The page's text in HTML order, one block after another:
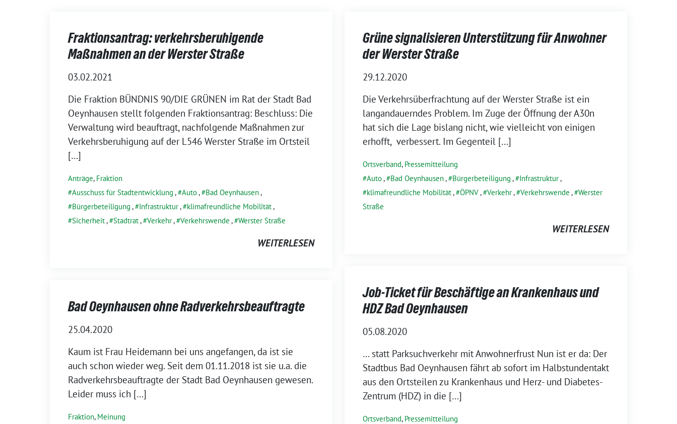
Fraktionsantrag: verkehrsberuhigende
Maßnahmen an der Werster Straße
03.02.2021
Die Fraktion BÜNDNIS 90/DIE GRÜNEN im Rat der Stadt Bad
Oeynhausen stellt folgenden Fraktionsantrag: Beschluss: Die
Verwaltung wird beauftragt, nachfolgende Maßnahmen zur
Verkehrsberuhigung auf der L546 Werster Straße im Ortsteil
[…]
Anträge, Fraktion
Ausschuss für Stadtentwicklung , Auto, Bad Oeynhausen,
Bürgerbeteiligung , Infrastruktur, klimafreundliche Mobilität,
Sicherheit, Stadtrat, Verkehr, Verkehrswende , Werster Straße
WEITERLESEN
Grüne signalisieren Unterstützung für Anwohner
der Werster Straße
29.12.2020
Die Verkehrsüberfrachtung auf der Werster Straße ist ein
langandauerndes Problem. Im Zuge der Öffnung der A30n
hat sich die Lage bislang nicht, wie vielleicht von einigen
erhofft, verbessert. Im Gegenteil […]
Ortsverband, Pressemitteilung
Auto, Bad Oeynhausen, Bürgerbeteiligung , Infrastruktur,
klimafreundliche Mobilität, ÖPNV, Verkehr, Verkehrswende , Werster
Straße
WEITERLESEN
Job-Ticket für Beschäftige an Krankenhaus und
HDZ Bad Oeynhausen
05.08.2020
… statt Parksuchverkehr mit Anwohnerfrust Nun ist er da: Der
Stadtbus Bad Oeynhausen fährt ab sofort im Halbstundentakt
aus den Ortsteilen zu Krankenhaus und Herz- und Diabetes-
Zentrum (HDZ) in die […]
Ortsverband, Pressemitteilung
Bad Oeynhausen ohne Radverkehrsbeauftragte
25.04.2020
Kaum ist Frau Heidemann bei uns angefangen, da ist sie
auch schon wieder weg. Seit dem 01.11.2018 ist sie u.a. die
Radverkehrsbeauftragte der Stadt Bad Oeynhausen gewesen.
Leider muss ich […]
Fraktion, Meinung